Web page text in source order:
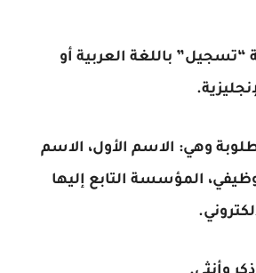
باللغة العربية أو
وهي: الاسم الأول، الاسم
المؤسسة التابع إليها